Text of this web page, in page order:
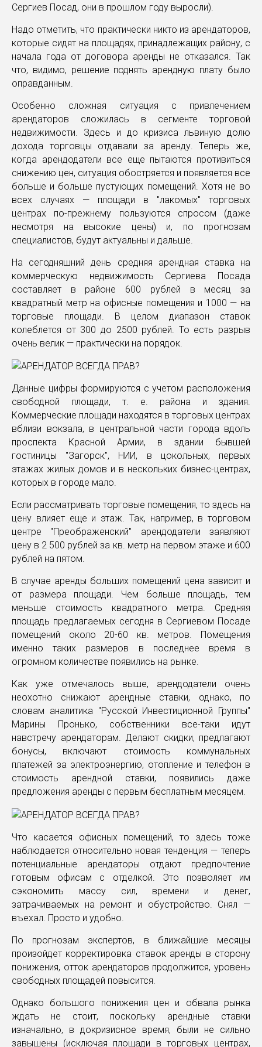
Сергиев Посад, они в прошлом году выросли).
Надо отметить, что практически никто из арендаторов,
которые сидят на площадях, принадлежащих району, с
начала года от договора аренды не отказался. Так
что, видимо, решение поднять арендную плату было
оправданным.
Особенно сложная ситуация с привлечением
арендаторов сложилась в сегменте торговой
недвижимости. Здесь и до кризиса львиную долю
дохода торговцы отдавали за аренду. Теперь же,
когда арендодатели все еще пытаются противиться
снижению цен, ситуация обостряется и появляется все
больше и больше пустующих помещений. Хотя не во
всех случаях — площади в "лакомых" торговых
центрах по-прежнему пользуются спросом (даже
несмотря на высокие цены) и, по прогнозам
специалистов, будут актуальны и дальше.
На сегодняшний день средняя арендная ставка на
коммерческую недвижимость Сергиева Посада
составляет в районе 600 рублей в месяц за
квадратный метр на офисные помещения и 1000 — на
торговые площади. В целом диапазон ставок
колеблется от 300 до 2500 рублей. То есть разрыв
очень велик — практически на порядок.
Данные цифры формируются с учетом расположения
свободной площади, т. е. района и здания.
Коммерческие площади находятся в торговых центрах
вблизи вокзала, в центральной части города вдоль
проспекта Красной Армии, в здании бывшей
гостиницы "Загорск", НИИ, в цокольных, первых
этажах жилых домов и в нескольких бизнес-центрах,
которых в городе мало.
Если рассматривать торговые помещения, то здесь на
цену влияет еще и этаж. Так, например, в торговом
центре "Преображенский" арендодатели заявляют
цену в 2 500 рублей за кв. метр на первом этаже и 600
рублей на пятом.
В случае аренды больших помещений цена зависит и
от размера площади. Чем больше площадь, тем
меньше стоимость квадратного метра. Средняя
площадь предлагаемых сегодня в Сергиевом Посаде
помещений около 20-60 кв. метров. Помещения
именно таких размеров в последнее время в
огромном количестве появились на рынке.
Как уже отмечалось выше, арендодатели очень
неохотно снижают арендные ставки, однако, по
словам аналитика "Русской Инвестиционной Группы"
Марины Пронько, собственники все-таки идут
навстречу арендаторам. Делают скидки, предлагают
бонусы, включают стоимость коммунальных
платежей за электроэнергию, отопление и телефон в
стоимость арендной ставки, появились даже
предложения аренды с первым бесплатным месяцем.
Что касается офисных помещений, то здесь тоже
наблюдается относительно новая тенденция — теперь
потенциальные арендаторы отдают предпочтение
готовым офисам с отделкой. Это позволяет им
сэкономить массу сил, времени и денег,
затрачиваемых на ремонт и обустройство. Снял —
въехал. Просто и удобно.
По прогнозам экспертов, в ближайшие месяцы
произойдет корректировка ставок аренды в сторону
понижения, отток арендаторов продолжится, уровень
свободных площадей повысится.
Однако большого понижения цен и обвала рынка
ждать не стоит, поскольку арендные ставки
изначально, в докризисное время, были не сильно
завышены (исключая площади в торговых центрах,